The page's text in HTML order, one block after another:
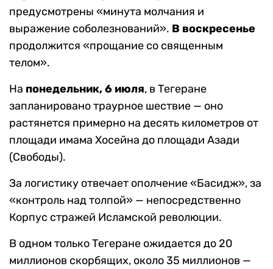
предусмотрены «минута молчания и
выражение соболезнований». В воскресенье
продолжится «прощание со священным
телом».
На понедельник, 6 июля, в Тегеране
запланировано траурное шествие — оно
растянется примерно на десять километров от
площади имама Хосейна до площади Азади
(Свободы).
За логистику отвечает ополчение «Басидж», за
«контроль над толпой» — непосредственно
Корпус стражей Исламской революции.
В одном только Тегеране ожидается до 20
миллионов скорбящих, около 35 миллионов —